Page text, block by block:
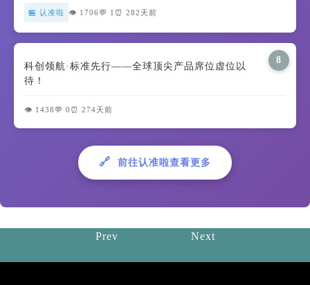
🏪 认准啦 👁️ 1706 💬 1 ⏰ 282天前
8
科创领航·标准先行——全球顶尖产品席位虚位以
待！
👁️ 1438 💬 0 ⏰ 274天前
🔗 前往认准啦查看更多
Prev Next